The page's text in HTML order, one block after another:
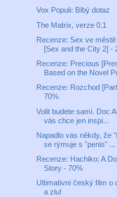
Vox Populi: Blbý dotaz
The Matrix, verze 0.1
Recenze: Sex ve městě
[Sex and the City 2] -
Recenze: Precious
Based on the Novel
Recenze: Rozchod
70%
Volit budete sami. Doc
vás chce jen inspi...
Napadlo vás někdy, že
se rýmuje s "penis" ...
Recenze: Hachiko: A
Story - 70%
Ultimativní český film o
a zlu!